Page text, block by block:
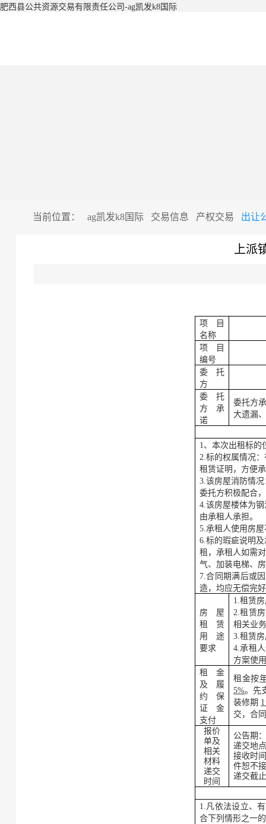
肥西县公共资源交易有限责任公司-ag凯发k8国际
当前位置： ag凯发k8国际 交易信息 产权交易 出让
上派
项目
名称
项目
编号
委托
方
委托
方承
诺
委托方
大遗漏
1、本次出租标的
2.标的权属情况：
租赁证明，方便
3.该房屋消防情
委托方积极配合
4.该房屋楼体为
由承租人承担。
5.承租人使用房
6.标的瑕疵说明
租，承租人如需
气、加装电梯、
7.合同期满后或
造，均应无偿完
房屋
租赁
用途
要求
1.租赁
2.租赁
相关业
3.租赁
4.承租
方案使
租金
及履
约保
证金
支付
租金按
5%。先
装修期 1
交，合
报价
单及
相关
材料
递交
时间
公告期
递交地
接收时
件恕不
递交截
1.凡依法设立、
合下列情形之一